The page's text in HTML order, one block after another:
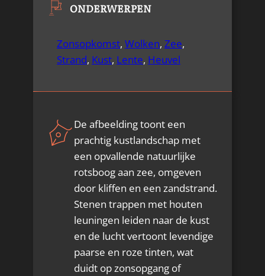
ONDERWERPEN
Zonsopkomst, Wolken, Zee,
Strand, Kust, Lente, Heuvel
De afbeelding toont een
prachtig kustlandschap met
een opvallende natuurlijke
rotsboog aan zee, omgeven
door kliffen en een zandstrand.
Stenen trappen met houten
leuningen leiden naar de kust
en de lucht vertoont levendige
paarse en roze tinten, wat
duidt op zonsopgang of